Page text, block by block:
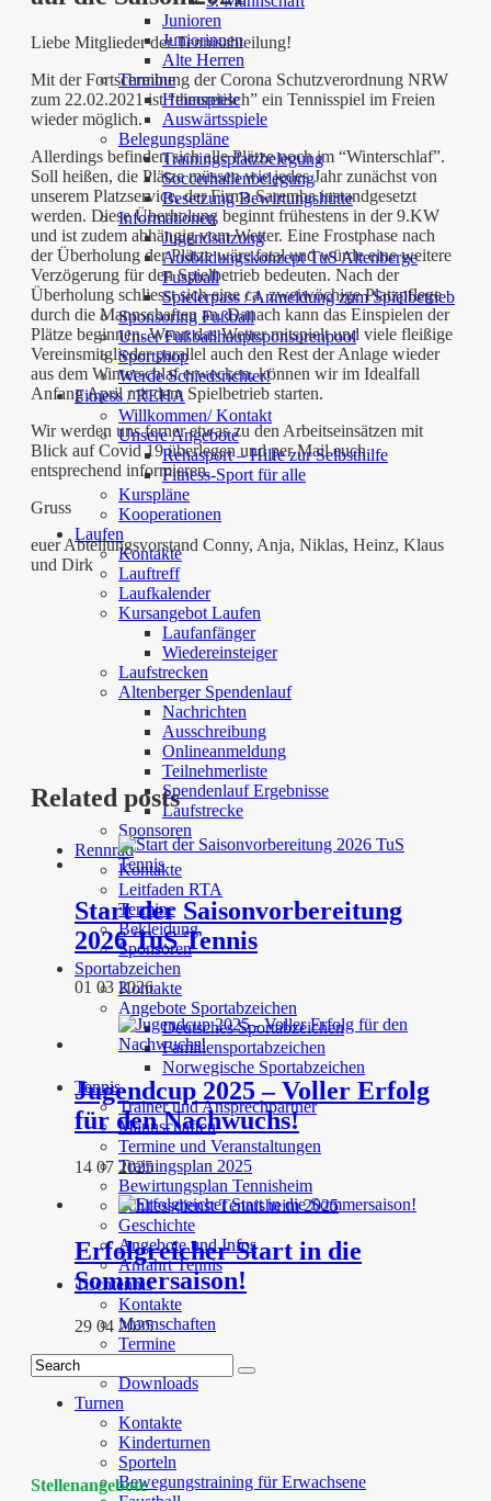
Junioren
Juniorinnen
Alte Herren
Termine
Heimspiele
Auswärtsspiele
Belegungspläne
Trainingsplatzbelegung
Soccerhallenbelegung
Besetzung Bewirtungshütte
Informationen
Jugendsatzung
Ausbildungskonzept TuS Altenberge
Fussball
Spielerpass / Anmeldung zum Spielbetrieb
Sponsoring Fußball
Unser Fußballhauptsponsorenpool
Sportshop
Werde Schiedsrichter!
Fitness / REHA
Willkommen/ Kontakt
Unsere Angebote
Rehasport – Hilfe zur Selbsthilfe
Fitness-Sport für alle
Kurspläne
Kooperationen
Laufen
Kontakte
Lauftreff
Laufkalender
Kursangebot Laufen
Laufanfänger
Wiedereinsteiger
Laufstrecken
Altenberger Spendenlauf
Nachrichten
Ausschreibung
Onlineanmeldung
Teilnehmerliste
Spendenlauf Ergebnisse
Laufstrecke
Sponsoren
Rennrad
Kontakte
Leitfaden RTA
Termine
Bekleidung
Sponsoren
Sportabzeichen
Kontakte
Angebote Sportabzeichen
Deutsches Sportabzeichen
Familiensportabzeichen
Norwegische Sportabzeichen
Tennis
Trainer und Ansprechpartner
Mannschaften
Termine und Veranstaltungen
Trainingsplan 2025
Bewirtungsplan Tennisheim
Schliessdienst Tennisheim 2025
Geschichte
Angebote und Infos
Anfahrt Tennis
Tischtennis
Kontakte
Mannschaften
Termine
Downloads
Turnen
Kontakte
Kinderturnen
Sporteln
Bewegungstraining für Erwachsene
Liebe Mitglieder der Tennisabteilung!
Mit der Fortschreibung der Corona Schutzverordnung NRW
zum 22.02.2021 ist “theoretisch” ein Tennisspiel im Freien
wieder möglich.
Allerdings befinden sich alle Plätze noch im “Winterschlaf”.
Soll heißen, die Plätze müssen wie jedes Jahr zunächst von
unserem Platzservice, der Firma Saremba instandgesetzt
werden. Diese Überholung beginnt frühestens in der 9.KW
und ist zudem abhängig vom Wetter. Eine Frostphase nach
der Überholung der Plätze wäre fatal und würde eine weitere
Verzögerung für den Spielbetrieb bedeuten. Nach der
Überholung schliesst sich eine ca. zweiwöchige Platzpflege
durch die Mannschaften an. Danach kann das Einspielen der
Plätze beginnen. Wenn das Wetter mitspielt und viele fleißige
Vereinsmitglieder parallel auch den Rest der Anlage wieder
aus dem Winterschlaf erwecken, können wir im Idealfall
Anfang April mit dem Spielbetrieb starten.
Wir werden uns ferner etwas zu den Arbeitseinsätzen mit
Blick auf Covid 19 überlegen und per Mail euch
entsprechend informieren.
Gruss
euer Abteilungsvorstand Conny, Anja, Niklas, Heinz, Klaus
und Dirk
Related posts
Start der Saisonvorbereitung
2026 TuS Tennis
01 03 2026
Jugendcup 2025 – Voller Erfolg
für den Nachwuchs!
14 07 2025
Erfolgreicher Start in die
Sommersaison!
29 04 2025
Stellenangebote